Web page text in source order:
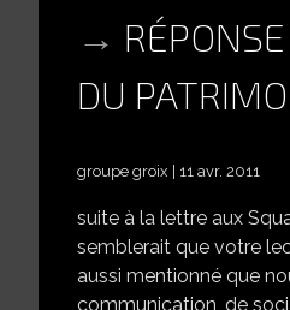
DU
groupe groix 11 avr. 2011
suite à la lettre aux
semblerait que votre
aussi mentionné que
communication, de